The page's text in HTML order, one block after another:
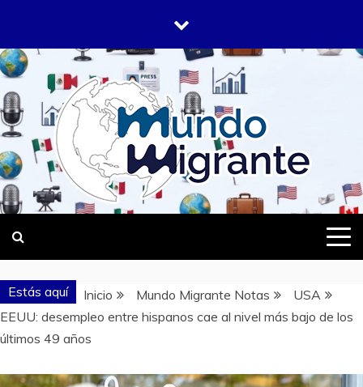
contenido
MUNDO
MIGRANTE
DONDE TODOS SOMOS MIGRANTES
Estás aquí Inicio Mundo Migrante Notas
USA
EEUU: desempleo entre hispanos cae al nivel más bajo de los
últimos 49 años